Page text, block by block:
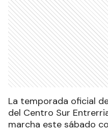
La temporada oficial
del Centro Sur
marcha este sábado